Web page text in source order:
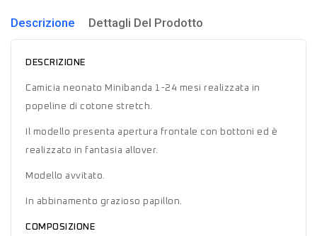
Descrizione Dettagli Del Prodotto
DESCRIZIONE
Camicia neonato Minibanda 1-24 mesi realizzata in
popeline di cotone stretch.
Il modello presenta apertura frontale con bottoni ed è
realizzato in fantasia allover.
Modello avvitato.
In abbinamento grazioso papillon.
COMPOSIZIONE